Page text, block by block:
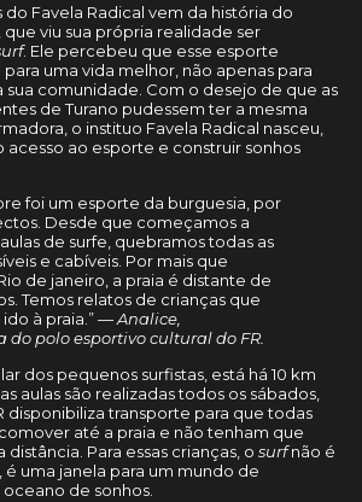
do Favela Radical vem da história do
viu sua própria realidade ser
. Ele percebeu que esse esporte
uma vida melhor, não apenas para
sua comunidade. Com o desejo de que as
de Turano pudessem ter a mesma
o instituo Favela Radical nasceu,
acesso ao esporte e construir sonhos
foi um esporte da burguesia, por
Desde que começamos a
de surfe, quebramos todas as
e cabíveis. Por mais que
de janeiro, a praia é distante de
Temos relatos de crianças que
à praia.” —Analice,
do polo esportivo cultural do FR.
dos pequenos surfistas, está há 10 km
aulas são realizadas todos os sábados,
disponibiliza transporte para que todas
até a praia e não tenham que
Para essas crianças, o surfnão é
uma janela para um mundo de
de sonhos.